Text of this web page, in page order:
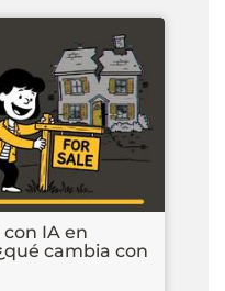
IA en
cambia con